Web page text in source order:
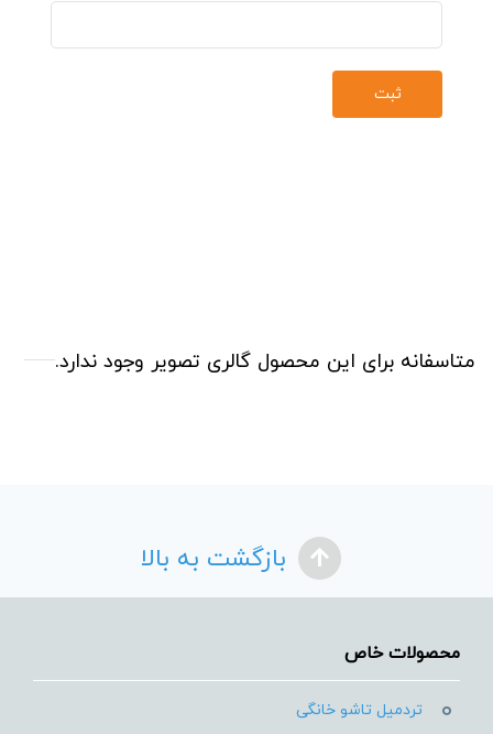
متاسفانه برای این محصول گالری تصویر وجود ندارد.
بازگشت به بالا
محصولات خاص
تردمیل تاشو خانگی